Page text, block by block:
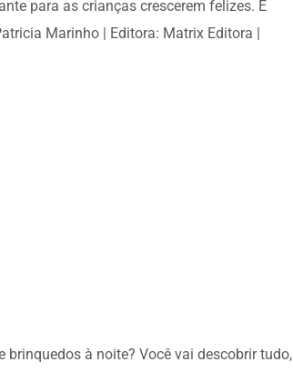
para as crianças crescerem felizes. E
Marinho | Editora: Matrix Editora |
à noite? Você vai descobrir tudo,